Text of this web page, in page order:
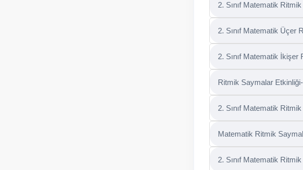
2. Sınıf Matematik
2. Sınıf Matematik Üçer
2. Sınıf Matematik İkişer
Ritmik Saymalar
2. Sınıf Matematik
Matematik Ritmik
2. Sınıf Matematik